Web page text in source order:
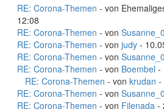
RE: Corona-Themen - von
12:08
RE: Corona-Themen - von
RE: Corona-Themen - von judy -
RE: Corona-Themen - von
RE: Corona-Themen - von Boembel -
RE: Corona-Themen - von krudan -
RE: Corona-Themen - von
RE: Corona-Themen - von Filenada -